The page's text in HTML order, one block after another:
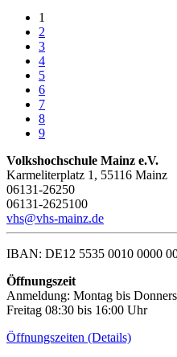
1
2
3
4
5
6
7
8
9
Volkshochschule Mainz e.V.
Karmeliterplatz 1, 55116 Mainz
06131-26250
06131-2625100
vhs@vhs-mainz.de
IBAN: DE12 5535 0010 0000
Öffnungszeit
Anmeldung: Montag bis
Freitag 08:30 bis 16:00 Uhr
Öffnungszeiten (Details)